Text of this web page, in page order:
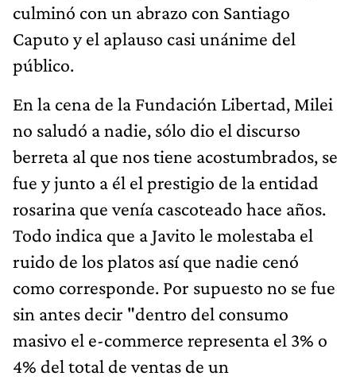
culminó con un abrazo con Santiago
Caputo y el aplauso casi unánime del
público.
En la cena de la Fundación Libertad, Milei
no saludó a nadie, sólo dio el discurso
berreta al que nos tiene acostumbrados, se
fue y junto a él el prestigio de la entidad
rosarina que venía cascoteado hace años.
Todo indica que a Javito le molestaba el
ruido de los platos así que nadie cenó
como corresponde. Por supuesto no se fue
sin antes decir "dentro del consumo
masivo el e-commerce representa el 3% o
4% del total de ventas de un